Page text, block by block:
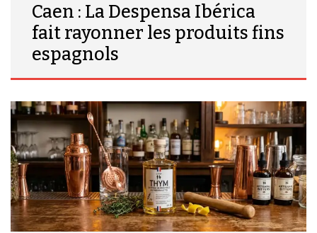
Caen : La Despensa Ibérica
fait rayonner les produits fins
espagnols